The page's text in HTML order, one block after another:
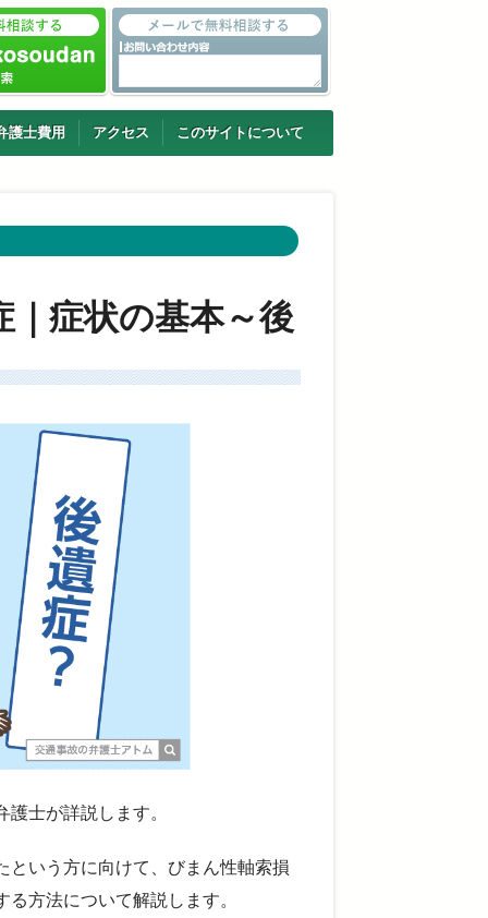
護士費用 アクセス このサイトについて
症状の基本～後
士が詳説します。
という方に向けて、びまん性軸索損
方法について解説します。